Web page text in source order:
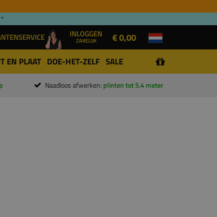
INLOGGEN
ZAKELIJK € 0,00
EN PLAAT DOE-HET-ZELF SALE
Naadloos afwerken: plinten tot 5.4 meter